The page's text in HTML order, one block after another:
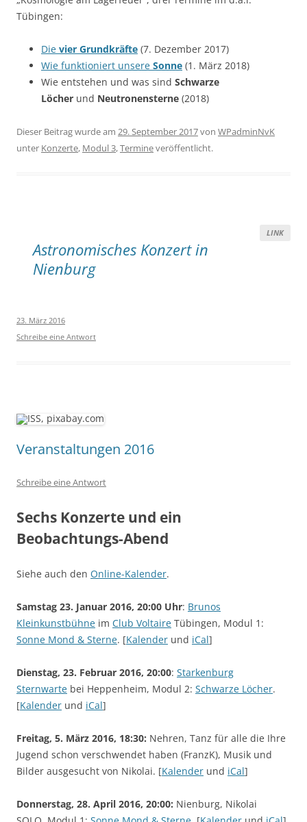
Tübingen:
Die vier Grundkräfte (7. Dezember 2017)
Wie funktioniert unsere Sonne (1. März 2018)
Wie entstehen und was sind Schwarze
Löcher und Neutronensterne (2018)
Dieser Beitrag wurde am 29. September 2017von WPadminNvK
unter Konzerte, Modul 3,Termineveröffentlicht.
LINK
Astronomisches Konzert in
Nienburg
23. März 2016
Schreibe eine Antwort
Veranstaltungen 2016
Schreibe eine Antwort
Sechs Konzerte und ein
Beobachtungs-Abend
Siehe auch den Online-Kalender.
Samstag 23. Januar 2016, 20:00 Uhr: Brunos
Kleinkunstbühne im Club Voltaire Tübingen, Modul 1:
Sonne Mond & Sterne. [Kalender und iCal]
Dienstag, 23. Februar 2016, 20:00: Starkenburg
Sternwarte bei Heppenheim, Modul 2: Schwarze Löcher.
[Kalender und iCal]
Freitag, 5. März 2016, 18:30: Nehren, Tanz für alle die Ihre
Jugend schon verschwendet haben (FranzK), Musik und
Bilder ausgesucht von Nikolai. [Kalender und iCal]
Donnerstag, 28. April 2016, 20:00: Nienburg, Nikolai